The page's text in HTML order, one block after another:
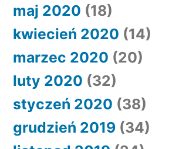
maj 2020 (18)
kwiecień 2020 (14)
marzec 2020 (20)
luty 2020 (32)
styczeń 2020 (38)
grudzień 2019 (34)